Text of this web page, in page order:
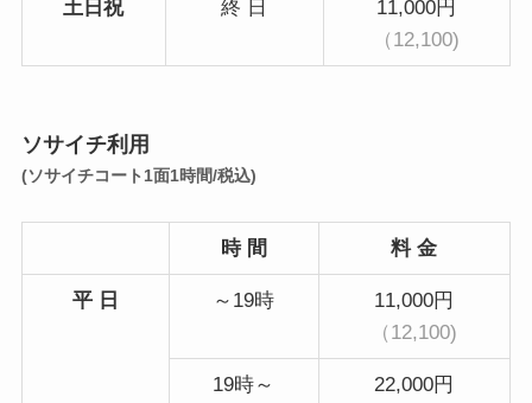
土日祝 終 日
11,000円
（12,100)
ソサイチ利用
(ソサイチコート1面1時間/税込)
時 間 料 金
平 日 ～19時
11,000円
（12,100)
19時～
22,000円